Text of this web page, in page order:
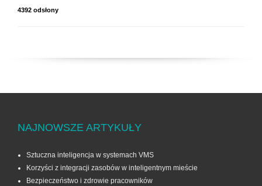
4392 odsłony
NAJNOWSZE ARTYKUŁY
Sztuczna inteligencja w systemach VMS
Korzyści z integracji zasobów w inteligentnym mieście
Bezpieczeństwo i zdrowie pracowników